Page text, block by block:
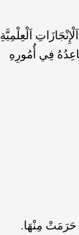
اَلْعِلْمِيَّةِ
فِي أُمُورِهِ
حَرَمَتْ مِنْهَا.